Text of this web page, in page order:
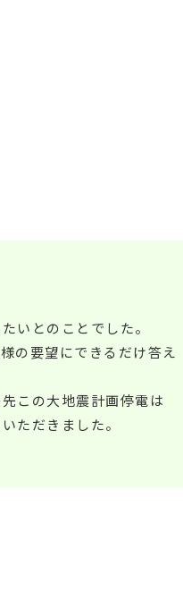
いとのことでした。
の要望にできるだけ答え
この大地震計画停電は
ただきました。